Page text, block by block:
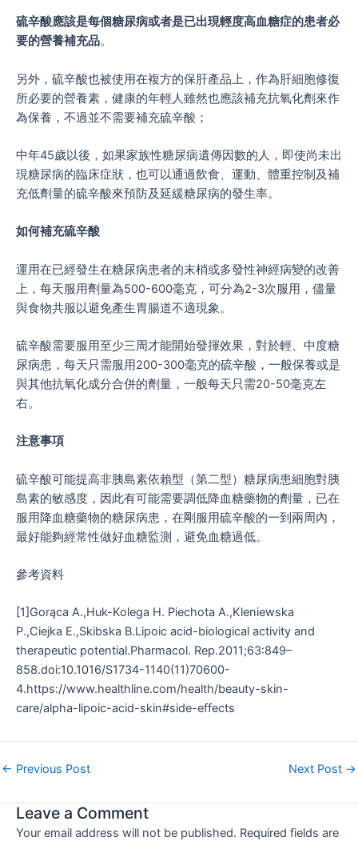
硫辛酸應該是每個糖尿病或者是已出現輕度高血糖症的患者必
要的營養補充品。
另外，硫辛酸也被使用在複方的保肝產品上，作為肝細胞修復
所必要的營養素，健康的年輕人雖然也應該補充抗氧化劑來作
為保養，不過並不需要補充硫辛酸；
中年45歲以後，如果家族性糖尿病遺傳因數的人，即使尚未出
現糖尿病的臨床症狀，也可以通過飲食、運動、體重控制及補
充低劑量的硫辛酸來預防及延緩糖尿病的發生率。
如何補充硫辛酸
運用在已經發生在糖尿病患者的末梢或多發性神經病變的改善
上，每天服用劑量為500-600毫克，可分為2-3次服用，儘量
與食物共服以避免產生胃腸道不適現象。
硫辛酸需要服用至少三周才能開始發揮效果，對於輕、中度糖
尿病患，每天只需服用200-300毫克的硫辛酸，一般保養或是
與其他抗氧化成分合併的劑量，一般每天只需20-50毫克左
右。
注意事項
硫辛酸可能提高非胰島素依賴型（第二型）糖尿病患細胞對胰
島素的敏感度，因此有可能需要調低降血糖藥物的劑量，已在
服用降血糖藥物的糖尿病患，在剛服用硫辛酸的一到兩周內，
最好能夠經常性做好血糖監測，避免血糖過低。
參考資料
[1]Gorąca A.,Huk-Kolega H. Piechota A.,Kleniewska
P.,Ciejka E.,Skibska B.Lipoic acid-biological activity and
therapeutic potential.Pharmacol. Rep.2011;63:849–
858.doi:10.1016/S1734-1140(11)70600-
4.https://www.healthline.com/health/beauty-skin-
care/alpha-lipoic-acid-skin#side-effects
← Previous Post Next Post →
Leave a Comment
Your email address will not be published. Required fields are